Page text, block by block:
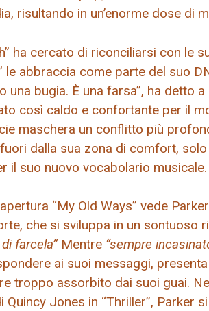
risultando in un’enorme dose di
ha cercato di riconciliarsi con le
le abbraccia come parte del suo
bugia. È una farsa”, ha detto a
così caldo e confortante per il
maschera un conflitto più
dalla sua zona di comfort,
il suo nuovo vocabolario musicale.
“My Old Ways” vede
che si sviluppa in un sontuoso
farcela”Mentre “sempre
ai suoi messaggi,
troppo assorbito dai suoi guai.
Quincy Jones in “Thriller”, Parker